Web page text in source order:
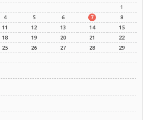
1
4 5 6 7
8
11 12 13 14
15
18 19 20 21
22
25 26 27 28
29